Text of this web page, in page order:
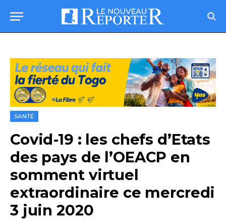
SANTÉ
Covid-19 : les chefs d’Etats
des pays de l’OEACP en
somment virtuel
extraordinaire ce mercredi
3 juin 2020